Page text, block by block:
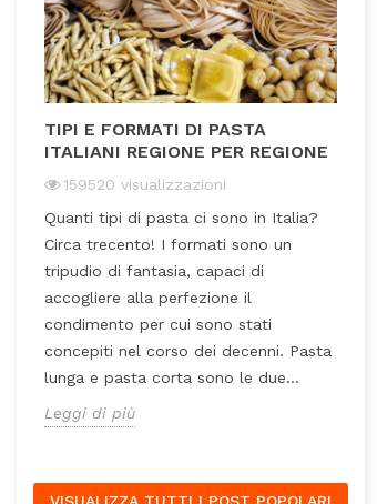
TIPI E FORMATI DI PASTA
ITALIANI REGIONE PER REGIONE
159520 visualizzazioni
Quanti tipi di pasta ci sono in Italia?
Circa trecento! I formati sono un
tripudio di fantasia, capaci di
accogliere alla perfezione il
condimento per cui sono stati
concepiti nel corso dei decenni. Pasta
lunga e pasta corta sono le due...
Leggi di più
VISUALIZZA TUTTI I POST POPOLARI